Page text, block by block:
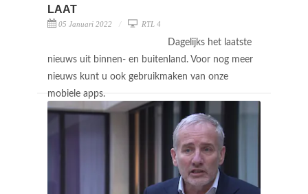
LAAT
05 Januari 2022 RTL 4
Dagelijks het laatste
nieuws uit binnen- en buitenland. Voor nog meer
nieuws kunt u ook gebruikmaken van onze
mobiele apps.